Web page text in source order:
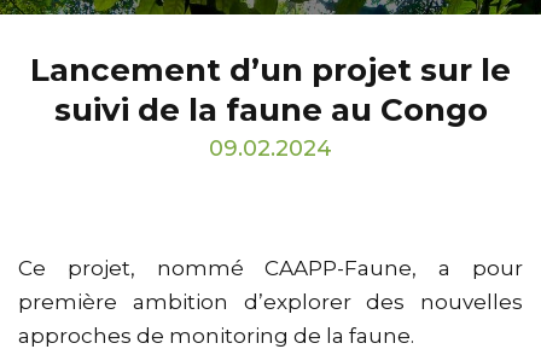
Lancement d’un projet sur le
suivi de la faune au Congo
09.02.2024
Ce projet, nommé CAAPP-Faune, a pour
première ambition d’explorer des nouvelles
approches de monitoring de la faune.